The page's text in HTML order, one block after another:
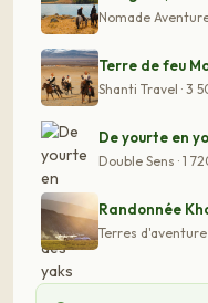
Nomade
Terre de feu
Shanti Travel · 3
De yourte en
Double Sens · 1
Terres d'aventure